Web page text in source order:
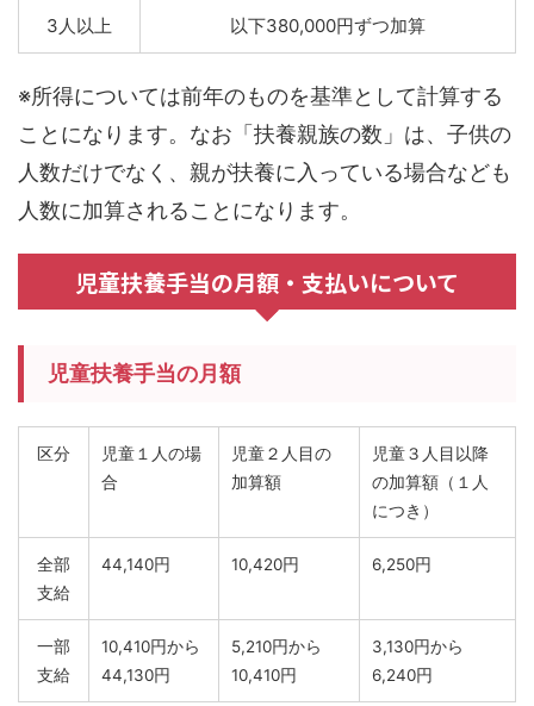
3人以上 以下380,000円ずつ加算
※所得については前年のものを基準として計算する
ことになります。なお「扶養親族の数」は、子供の
人数だけでなく、親が扶養に入っている場合なども
人数に加算されることになります。
児童扶養手当の月額・支払いについて
児童扶養手当の月額
区分
児童１人の場
合
児童２人目の
加算額
児童３人目以降
の加算額 （１人
につき）
全部
支給
44,140円 10,420円 6,250円
一部
支給
10,410円から
44,130円
5,210円から
10,410円
3,130円から
6,240円